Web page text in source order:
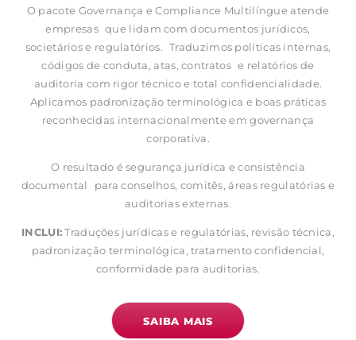
O pacote Governança e Compliance Multilíngue atende
empresas que lidam com documentos jurídicos,
societários e regulatórios. Traduzimos políticas internas,
códigos de conduta, atas, contratos e relatórios de
auditoria com rigor técnico e total confidencialidade.
Aplicamos padronização terminológica e boas práticas
reconhecidas internacionalmente em governança
corporativa.
O resultado é segurança jurídica e consistência
documental para conselhos, comitês, áreas regulatórias e
auditorias externas.
INCLUI:Traduções jurídicas e regulatórias, revisão técnica,
padronização terminológica, tratamento confidencial,
conformidade para auditorias.
SAIBA MAIS